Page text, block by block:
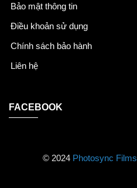
Bảo mật thông tin
Điều khoản sử dụng
Chính sách bảo hành
Liên hệ
FACEBOOK
© 2024 Photosync Films